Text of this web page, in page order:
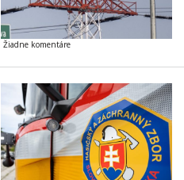
Žiadne komentáre